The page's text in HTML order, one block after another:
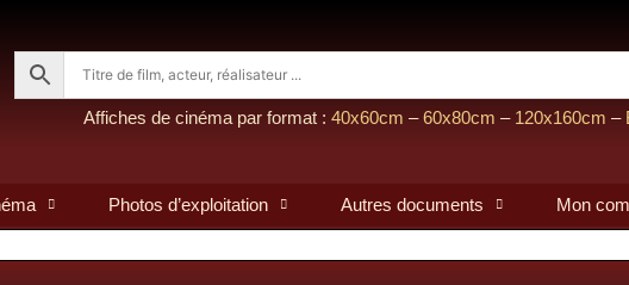
Affiches de cinéma par format : 40x60cm –60x80cm – 120x160cm –
Photos d’exploitation Autres documents Mon